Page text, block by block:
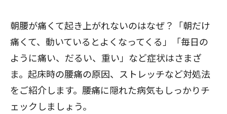
朝腰が痛くて起き上がれないのはなぜ？「朝だけ
痛くて、動いているとよくなってくる」「毎日の
ように痛い、だるい、重い」など症状はさまざ
ま。起床時の腰痛の原因、ストレッチなど対処法
をご紹介します。腰痛に隠れた病気もしっかりチ
ェックしましょう。